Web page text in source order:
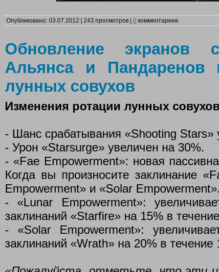
Опубликовано: 03.07.2012 | 243 просмотров | 0 комментариев
Обновление экранов
Альянса и Пандаренов
лунных совухов
Изменения ротации лунных
- Шанс срабатывания «Shooting Stars»
- Урон «Starsurge» увеличен на 30%.
- «Fae Empowerment»: новая
Когда вы произносите заклинание
Empowerment» и «Solar
- «Lunar Empowerment»:
заклинаний «Starfire» на 15% в
- «Solar Empowerment»:
заклинаний «Wrath» на 20% в течение